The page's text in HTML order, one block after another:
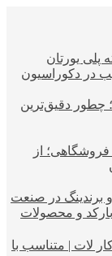
پلی یورتان
در دکوراسیون
چطور دقیق‌ترین
از
برندینگ در صنعت
و محصولات
لات | متناسب با